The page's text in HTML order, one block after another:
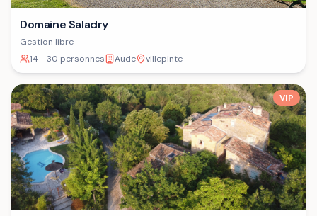
Domaine Saladry
Gestion libre
14 - 30 personnes
Aude villepinte
VIP